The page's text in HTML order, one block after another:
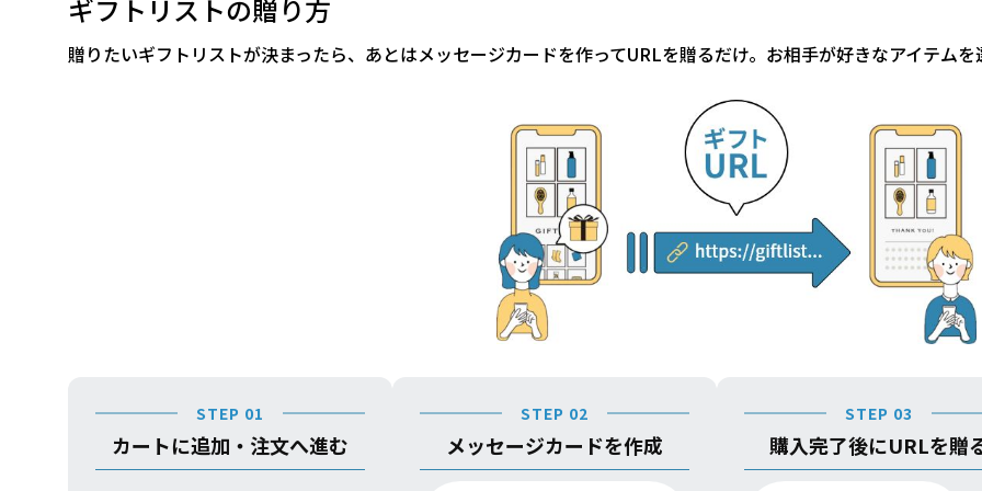
ギフトリストの贈り方
贈りたいギフトリストが決まったら、あとはメッセージカードを作ってURLを贈るだけ。お相手が好きなアイテム
STEP 01
カートに追加・注文へ進む
STEP 02
メッセージカードを作成
STEP 03
購入完了後にURLを贈